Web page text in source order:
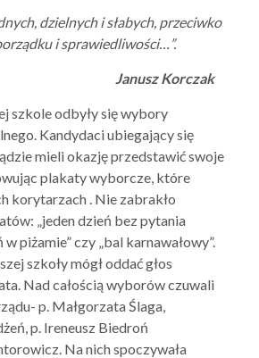
dzielnych i słabych, przeciwko
i sprawiedliwości…”.
Janusz Korczak
szkole odbyły się wybory
Kandydaci ubiegający się
mieli okazję przedstawić swoje
plakaty wyborcze, które
korytarzach . Nie zabrakło
„jeden dzień bez pytania
piżamie” czy „bal karnawałowy”.
szkoły mógł oddać głos
Nad całością wyborów czuwali
p. Małgorzata Ślaga,
p. Ireneusz Biedroń
Na nich spoczywała